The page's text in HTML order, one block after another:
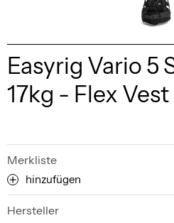
Easyrig Vario 5
17kg - Flex Vest
Merkliste
hinzufügen
Hersteller